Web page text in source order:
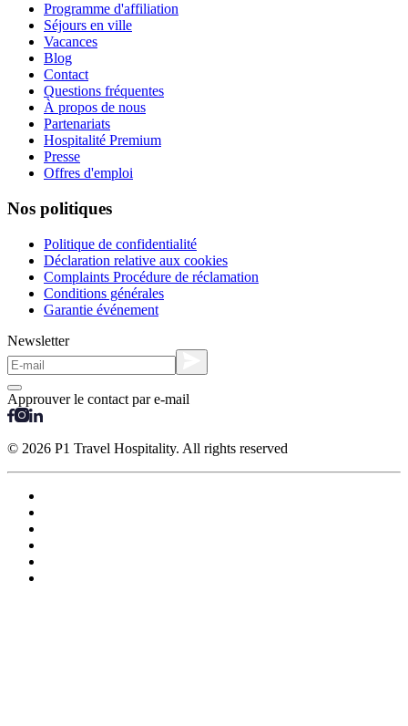
Programme d'affiliation
Séjours en ville
Vacances
Blog
Contact
Questions fréquentes
À propos de nous
Partenariats
Hospitalité Premium
Presse
Offres d'emploi
Nos politiques
Politique de confidentialité
Déclaration relative aux cookies
Complaints Procédure de réclamation
Conditions générales
Garantie événement
Newsletter
Approuver le contact par e-mail
© 2026 P1 Travel Hospitality. All rights reserved